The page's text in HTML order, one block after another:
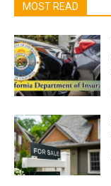
MOST READ